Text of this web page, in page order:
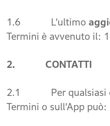
1.6 L’ultimo
Termini è avvenuto il:
2. CONTATTI
2.1 Per qualsiasi
Termini o sull’App può: